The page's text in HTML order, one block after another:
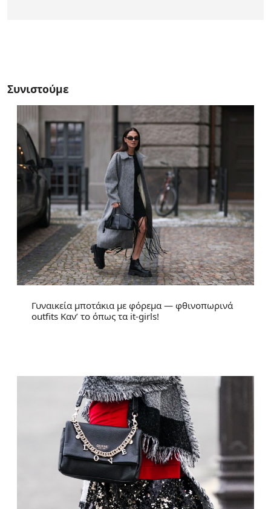
Συνιστούμε
Γυναικεία μποτάκια με φόρεμα — φθινοπωρινά
outfits Καν’ το όπως τα it-girls!